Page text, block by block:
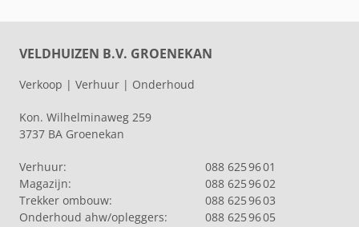
VELDHUIZEN B.V. GROENEKAN
Verkoop | Verhuur | Onderhoud
Kon. Wilhelminaweg 259
3737 BA Groenekan
Verhuur:
088 625 96 01
Magazijn:
088 625 96 02
Trekker ombouw:
088 625 96 03
Onderhoud ahw/opleggers:
088 625 96 05